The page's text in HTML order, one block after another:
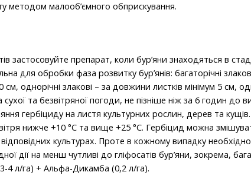
методом малооб’ємного обприскування.
застосовуйте препарат, коли бур’яни знаходяться в
для обробки фаза розвитку бур’янів: багаторічні
см, однорічні злакові – за довжини листків мінімум 5 см,
сухої та безвітряної погоди, не пізніше ніж за 6 годин до
гербіциду на листя культурних рослин, дерев та
нижче +10 °С та вище +25 °С. Гербіцид можна
культурах. Проте в кожному випадку
дії на менш чутливі до гліфосатів бур’яни, зокрема,
4 л/га) + Альфа-Дикамба (0,2 л/га).